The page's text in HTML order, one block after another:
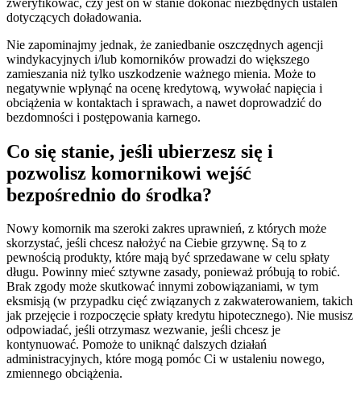
dotyczących doładowania.
Nie zapominajmy jednak, że zaniedbanie oszczędnych agencji
windykacyjnych i/lub komorników prowadzi do większego
zamieszania niż tylko uszkodzenie ważnego mienia. Może to
negatywnie wpłynąć na ocenę kredytową, wywołać napięcia i
obciążenia w kontaktach i sprawach, a nawet doprowadzić do
bezdomności i postępowania karnego.
Co się stanie, jeśli ubierzesz się i
pozwolisz komornikowi wejść
bezpośrednio do środka?
Nowy komornik ma szeroki zakres uprawnień, z których może
skorzystać, jeśli chcesz nałożyć na Ciebie grzywnę. Są to z
pewnością produkty, które mają być sprzedawane w celu spłaty
długu. Powinny mieć sztywne zasady, ponieważ próbują to robić.
Brak zgody może skutkować innymi zobowiązaniami, w tym
eksmisją (w przypadku cięć związanych z zakwaterowaniem, takich
jak przejęcie i rozpoczęcie spłaty kredytu hipotecznego). Nie musisz
odpowiadać, jeśli otrzymasz wezwanie, jeśli chcesz je
kontynuować. Pomoże to uniknąć dalszych działań
administracyjnych, które mogą pomóc Ci w ustaleniu nowego,
zmiennego obciążenia.